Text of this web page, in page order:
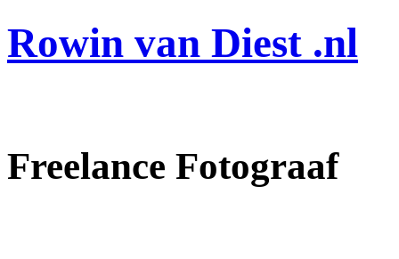
Rowin van Diest .nl
Freelance Fotograaf